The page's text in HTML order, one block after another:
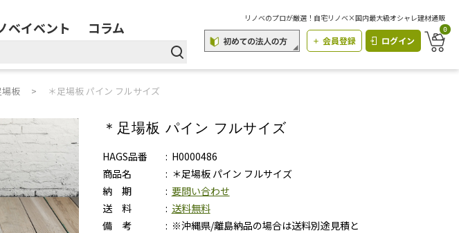
ベイベント コラム
リノベのプロが厳選！自宅リノベ×国内最大級オシャレ建材通販
会員登録 ログイン
0
板 ＊足場板 パイン フルサイズ
＊足場板 パイン フルサイズ
HAGS品番
H0000486
商品名
＊足場板 パイン フルサイズ
納 期
要問い合わせ
送 料
送料無料
備 考
※沖縄県/離島納品の場合は送料別途見積と